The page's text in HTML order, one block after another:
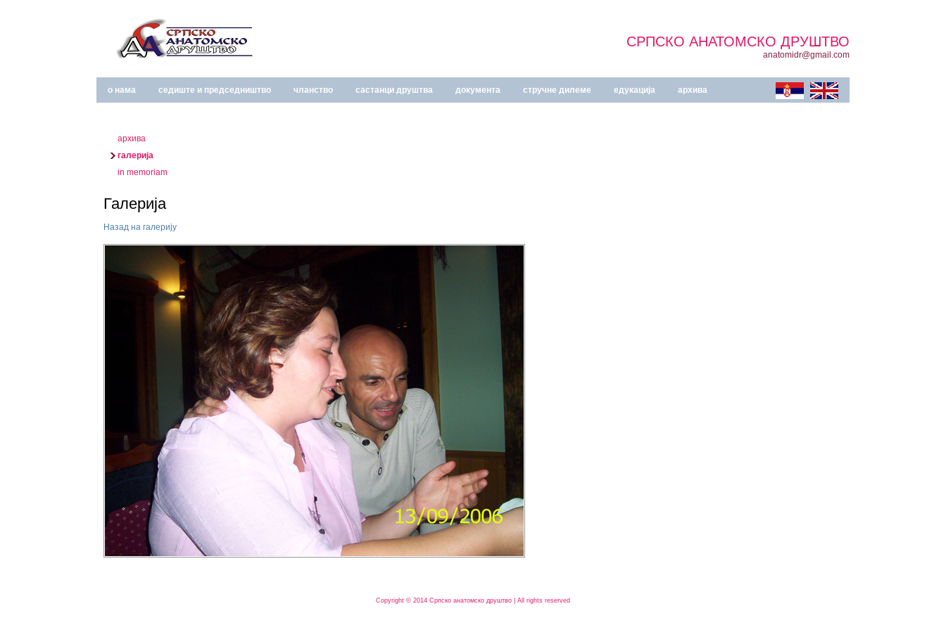
СРПСКО АНАТОМСКО ДРУШТВО
anatomidr@gmail.com
о нама седиште и председништво чланство састанци друштва документа стручне дилеме едукација архива
архива
галерија
in memoriam
Галерија
Назад на галерију
Copyright © 2014 Српско анатомско друштво | All rights reserved